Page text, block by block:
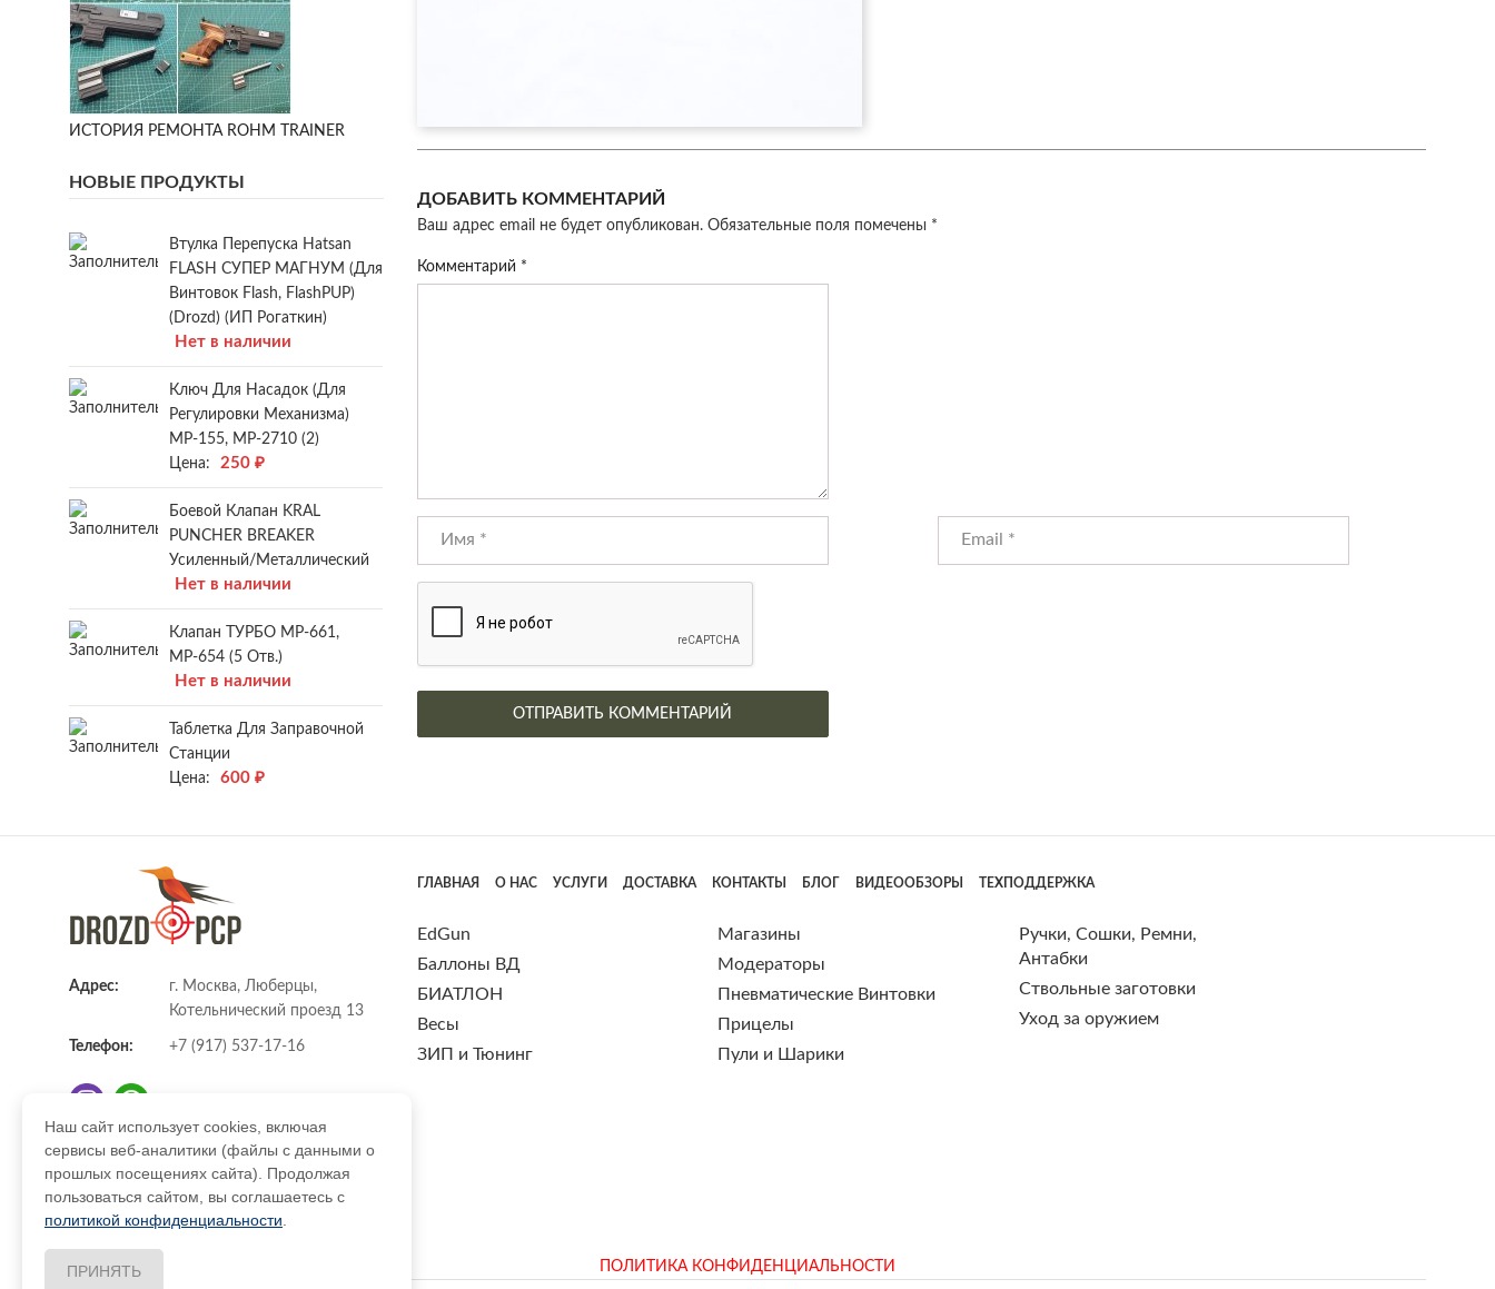
ДОБАВИТЬ КОММЕНТАРИЙ
Ваш адрес email не будет опубликован. Обязательные поля помечены *
Комментарий *
ИСТОРИЯ РЕМОНТА ROHM TRAINER
НОВЫЕ ПРОДУКТЫ
Втулка Перепуска Hatsan
FLASH СУПЕР МАГНУМ (для
Винтовок Flash, FlashPUP)
(Drozd) (ИП Рогаткин)
Нет в наличии
Ключ Для Насадок (для
Регулировки Механизма)
МР-155, МР-2710 (2)
Цена:
250 ₽
Боевой Клапан KRAL
PUNCHER BREAKER
Усиленный/металлический
Нет в наличии
Клапан ТУРБО МР-661,
МР-654 (5 Отв.)
Нет в наличии
Таблетка Для Заправочной
Станции
Цена:
600 ₽
Адрес:
г. Москва, Люберцы,
Котельнический проезд 13
Телефон: +7 (917) 537-17-16
E-mail: info@DrozdPcp.ru
ГЛАВНАЯ О НАС УСЛУГИ ДОСТАВКА КОНТАКТЫ БЛОГ ВИДЕООБЗОРЫ ТЕХПОДДЕРЖКА
EdGun
Баллоны ВД
БИАТЛОН
Весы
ЗИП и Тюнинг
Магазины
Модераторы
Пневматические Винтовки
Прицелы
Пули и Шарики
Ручки, Сошки, Ремни,
Антабки
Ствольные заготовки
Уход за оружием
ПОЛИТИКА КОНФИДЕНЦИАЛЬНОСТИ
Наш сайт использует cookies, включая
сервисы веб-аналитики (файлы с данными о
прошлых посещениях сайта). Продолжая
пользоваться сайтом, вы соглашаетесь с
политикой конфиденциальности
ПРИНЯТЬ